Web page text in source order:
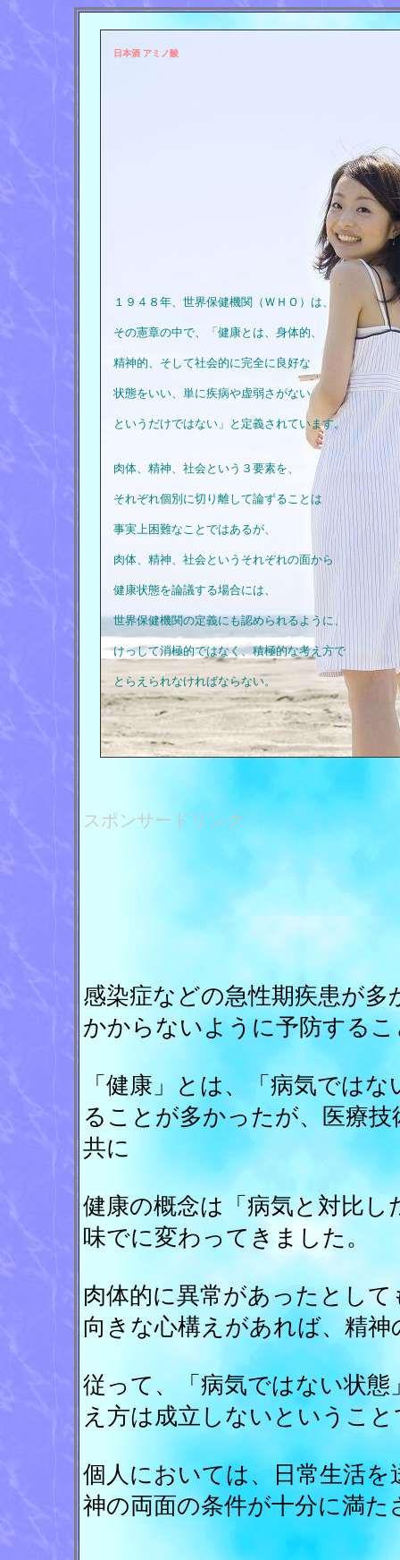
日本酒 アミノ酸
１９４８年、世界保健機関（ＷＨＯ）は、
その憲章の中で、「健康とは、身体的、
精神的、そして社会的に完全に良好な
状態をいい、単に疾病や虚弱さがない
というだけではない」と定義されています。
肉体、精神、社会という３要素を、
それぞれ個別に切り離して論ずることは
事実上困難なことではあるが、
肉体、精神、社会というそれぞれの面から
健康状態を論議する場合には、
世界保健機関の定義にも認められるように、
けっして消極的ではなく、積極的な考え方で
とらえられなければならない。
スポンサードリンク
感染症などの急性期疾患が
かからないように予防する
「健康」とは、「病気では
ることが多かったが、医療
共に
健康の概念は「病気と対比
味でに変わってきました。
肉体的に異常があったとし
向きな心構えがあれば、精
従って、「病気ではない状
え方は成立しないというこ
個人においては、日常生活
神の両面の条件が十分に満